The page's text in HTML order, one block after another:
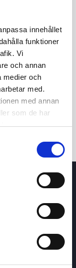
innehållet
funktioner
Vi
och annan
medier och
med.
med annan
som de har
1å 5å